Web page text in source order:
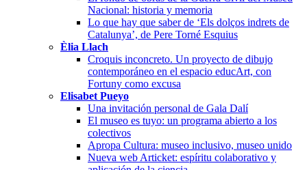
Nacional: historia y memoria
Lo que hay que saber de ‘Els dolços indrets de
Catalunya’, de Pere Torné Esquius
Èlia Llach
Croquis inconcreto. Un proyecto de dibujo
contemporáneo en el espacio educArt, con
Fortuny como excusa
Elisabet Pueyo
Una invitación personal de Gala Dalí
El museo es tuyo: un programa abierto a los
colectivos
Apropa Cultura: museo inclusivo, museo unido
Nueva web Articket: espíritu colaborativo y